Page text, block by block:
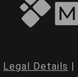
Legal Details |